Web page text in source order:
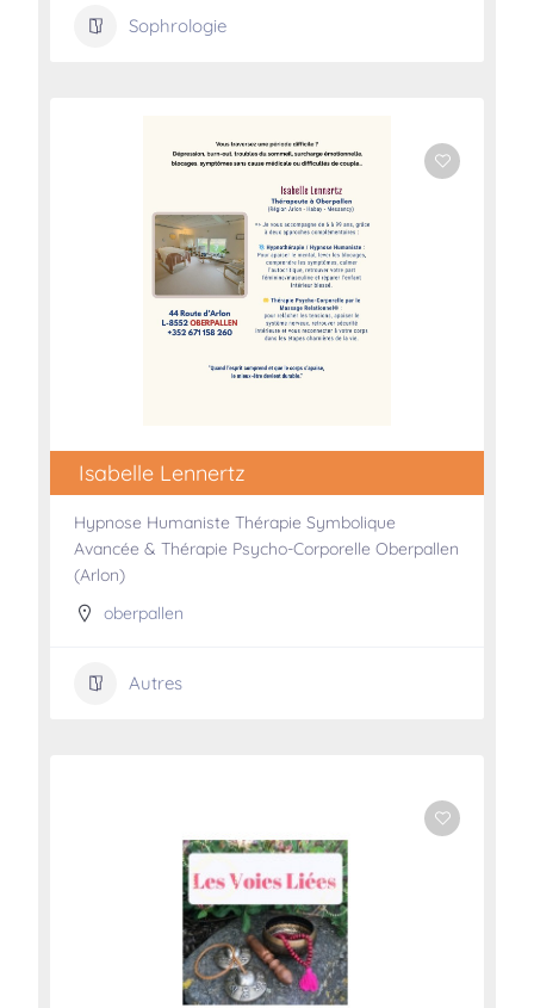
Sophrologie
Isabelle Lennertz
Hypnose Humaniste Thérapie Symbolique
Avancée & Thérapie Psycho-Corporelle Oberpallen
(Arlon)
oberpallen
Autres